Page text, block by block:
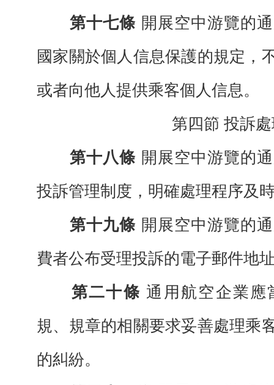
第十七條 開展空中游覽的
國家關於個人信息保護的規定，
或者向他人提供乘客個人信息。
第四節 投訴
第十八條 開展空中游覽的
投訴管理制度，明確處理程序及
第十九條 開展空中游覽的
費者公布受理投訴的電子郵件地
第二十條 通用航空企業應
規、 規章的相關要求妥善處理乘
的糾紛。